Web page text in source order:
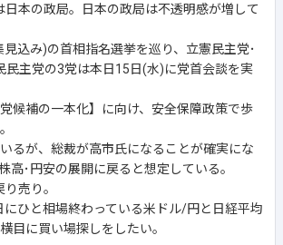
本の政局。日本の政局は不透明感が増して
込み)の首相指名選挙を巡り、立憲民主党･
民主党の3党は本日15日(水)に党首会談を実
候補の一本化】に向け、安全保障政策で歩
るが、総裁が高市氏になることが確実にな
高･円安の展開に戻ると想定している。
売り。
にひと相場終わっている米ドル/円と日経平均
目に買い場探しをしたい。